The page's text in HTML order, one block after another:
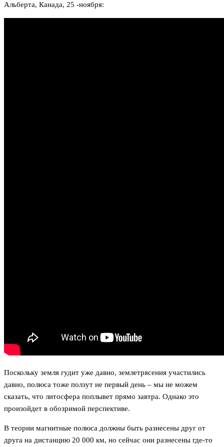
Альберта, Канада, 25 -ноября:
Поскольку земля гудит уже давно, землетрясения участились
давно, полюса тоже ползут не первый день – мы не можем
сказать, что литосфера поплывет прямо завтра. Однако это
произойдет в обозримой перспективе.
В теории магнитные полюса должны быть разнесены друг от
друга на дистанцию 20 000 км, но сейчас они разнесены где-то